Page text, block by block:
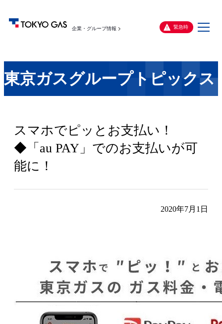
企業・グループ情報 緊急時
メ
東京ガスグループトピックス
スマホでピッとお支払い！
◆「au PAY」でのお支払いが可
能に！
2020年7月1日